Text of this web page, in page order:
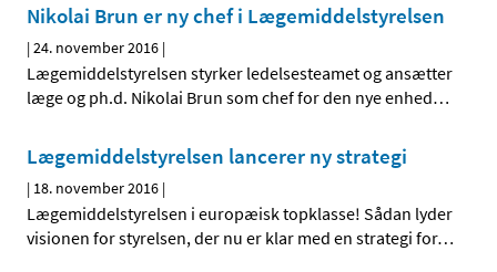
Nikolai Brun er ny chef i Lægemiddelstyrelsen
|24. november 2016 |
Lægemiddelstyrelsen styrker ledelsesteamet og ansætter
læge og ph.d. Nikolai Brun som chef for den nye enhed…
Lægemiddelstyrelsen lancerer ny strategi
| 18. november 2016 |
Lægemiddelstyrelsen i europæisk topklasse! Sådan lyder
visionen for styrelsen, der nu er klar med en strategi for…